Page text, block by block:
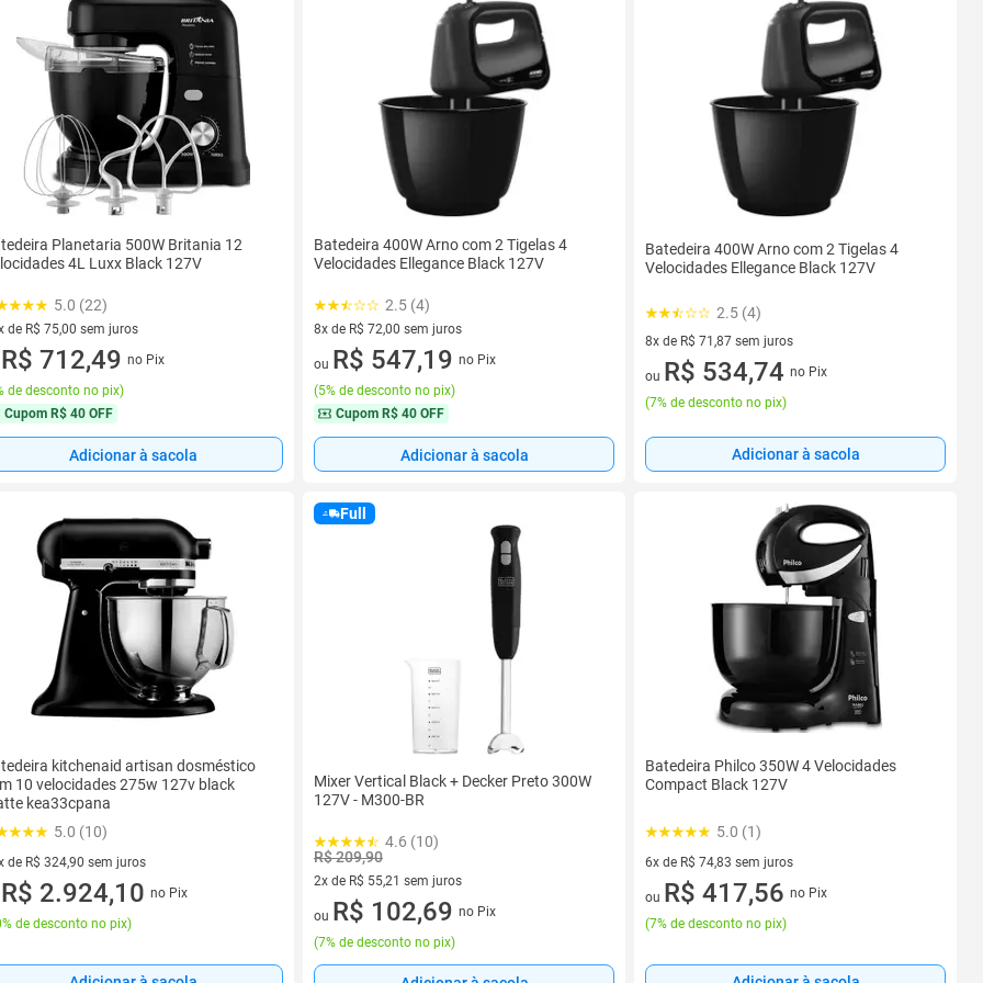
Planetaria 500W Britania 12
4L Luxx Black 127V
5.0 (22)
de R$ 75,00 sem juros
vez de R$ 75,00 sem juros
R$ 712,49 no Pix
de desconto no pix)
Cupom R$ 40 OFF
Adicionar à sacola
Batedeira 400W Arno com 2 Tigelas 4
Velocidades Ellegance Black 127V
2.5 (4)
8x de R$ 72,00 sem juros
8 vez de R$ 72,00 sem juros
ou R$ 547,19 no Pix
(5% de desconto no pix)
Cupom R$ 40 OFF
Adicionar à sacola
Batedeira 400W Arno com 2 Tigelas 4
Velocidades Ellegance Black 127V
2.5 (4)
8x de R$ 71,87 sem juros
8 vez de R$ 71,87 sem juros
ou R$ 534,74 no Pix
(7% de desconto no pix)
Adicionar à sacola
kitchenaid artisan dosméstico
10 velocidades 275w 127v black
kea33cpana
5.0 (10)
de R$ 324,90 sem juros
vez de R$ 324,90 sem juros
R$ 2.924,10 no Pix
de desconto no pix)
Full
Mixer Vertical Black + Decker Preto 300W
127V - M300-BR
4.6 (10)
R$ 209,90
2x de R$ 55,21 sem juros
2 vez de R$ 55,21 sem juros
ou R$ 102,69 no Pix
(7% de desconto no pix)
Batedeira Philco 350W 4 Velocidades
Compact Black 127V
5.0 (1)
6x de R$ 74,83 sem juros
6 vez de R$ 74,83 sem juros
ou R$ 417,56 no Pix
(7% de desconto no pix)